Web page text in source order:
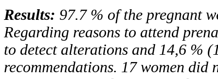
Results: 97.7 % of the pregnant
Regarding reasons to attend
to detect alterations and 14,6 %
recommendations. 17 women